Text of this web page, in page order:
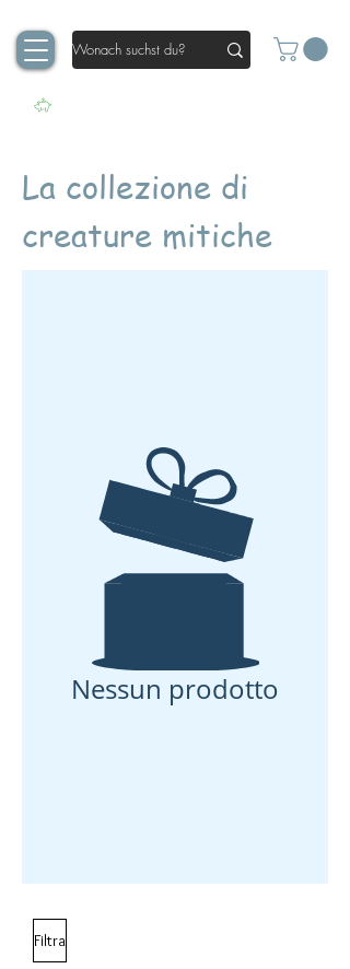
La collezione di
creature mitiche
Nessun prodotto
Filtra